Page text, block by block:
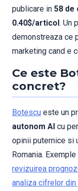
publicare in 58 de
0.40$/articol. Un
demonstreaza ce
marketing cand e
Ce este
concret?
Botescu este un
autonom AI cu
opinii puternice si
Romania.
revizuirea
analiza cifrelor